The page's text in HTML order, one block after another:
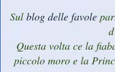
Sul blog delle favole
Questa volta ce la
piccolo moro e la